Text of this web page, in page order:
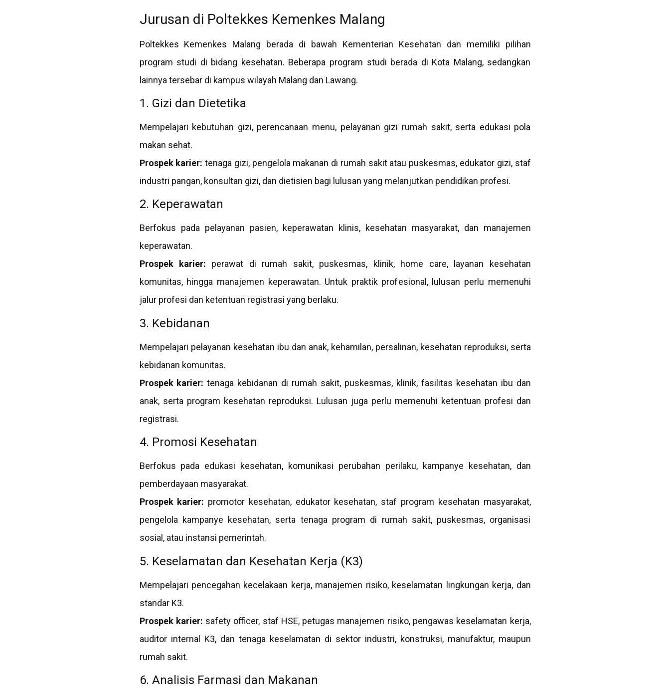
Jurusan di Poltekkes Kemenkes Malang
Poltekkes Kemenkes Malang berada di bawah Kementerian Kesehatan dan memiliki pilihan
program studi di bidang kesehatan. Beberapa program studi berada di Kota Malang, sedangkan
lainnya tersebar di kampus wilayah Malang dan Lawang.
1. Gizi dan Dietetika
Mempelajari kebutuhan gizi, perencanaan menu, pelayanan gizi rumah sakit, serta edukasi pola
makan sehat.
Prospek karier: tenaga gizi, pengelola makanan di rumah sakit atau puskesmas, edukator gizi, staf
industri pangan, konsultan gizi, dan dietisien bagi lulusan yang melanjutkan pendidikan profesi.
2. Keperawatan
Berfokus pada pelayanan pasien, keperawatan klinis, kesehatan masyarakat, dan manajemen
keperawatan.
Prospek karier: perawat di rumah sakit, puskesmas, klinik, home care, layanan kesehatan
komunitas, hingga manajemen keperawatan. Untuk praktik profesional, lulusan perlu memenuhi
jalur profesi dan ketentuan registrasi yang berlaku.
3. Kebidanan
Mempelajari pelayanan kesehatan ibu dan anak, kehamilan, persalinan, kesehatan reproduksi, serta
kebidanan komunitas.
Prospek karier: tenaga kebidanan di rumah sakit, puskesmas, klinik, fasilitas kesehatan ibu dan
anak, serta program kesehatan reproduksi. Lulusan juga perlu memenuhi ketentuan profesi dan
registrasi.
4. Promosi Kesehatan
Berfokus pada edukasi kesehatan, komunikasi perubahan perilaku, kampanye kesehatan, dan
pemberdayaan masyarakat.
Prospek karier: promotor kesehatan, edukator kesehatan, staf program kesehatan masyarakat,
pengelola kampanye kesehatan, serta tenaga program di rumah sakit, puskesmas, organisasi
sosial, atau instansi pemerintah.
5. Keselamatan dan Kesehatan Kerja (K3)
Mempelajari pencegahan kecelakaan kerja, manajemen risiko, keselamatan lingkungan kerja, dan
standar K3.
Prospek karier: safety officer, staf HSE, petugas manajemen risiko, pengawas keselamatan kerja,
auditor internal K3, dan tenaga keselamatan di sektor industri, konstruksi, manufaktur, maupun
rumah sakit.
6. Analisis Farmasi dan Makanan